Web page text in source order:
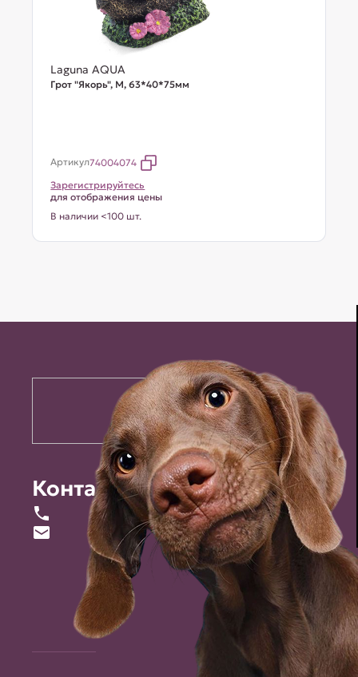
Laguna AQUA
Грот "Якорь", M, 63*40*75мм
Артикул74004074
Зарегистрируйтесь
для отображения цены
В наличии <100 шт.
Контакты